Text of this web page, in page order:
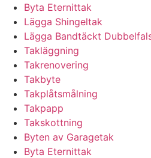
Byta Eternittak
Lägga Shingeltak
Lägga Bandtäckt
Takläggning
Takrenovering
Takbyte
Takplåtsmålning
Takpapp
Takskottning
Byten av Garagetak
Byta Eternittak